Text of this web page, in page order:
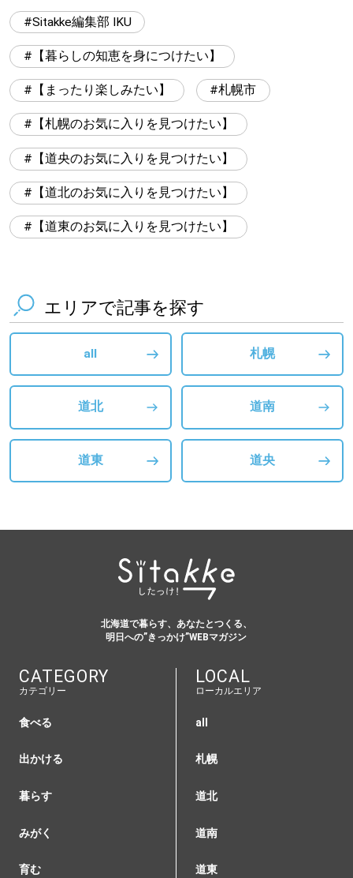
Sitakke編集部 IKU
【暮らしの知恵を身につけたい】
【まったり楽しみたい】 札幌市
【札幌のお気に入りを見つけたい】
【道央のお気に入りを見つけたい】
【道北のお気に入りを見つけたい】
【道東のお気に入りを見つけたい】
エリアで記事を探す
all 札幌
道北 道南
道東 道央
北海道で暮らす、あなたとつくる、
明日への”きっかけ”WEBマガジン
CATEGORY
カテゴリー
食べる
出かける
暮らす
みがく
育む
LOCAL
ローカルエリア
all
札幌
道北
道南
道東